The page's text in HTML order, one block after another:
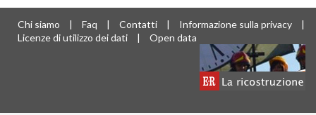
Cittadini
12009
Associazioni
2706
Aziende
1668
Chi siamo | Faq | Contatti | Informazione sulla privacy
|
Licenze di utilizzo dei dati
| Open data